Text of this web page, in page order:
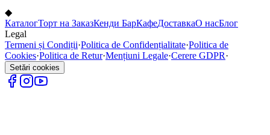
◆
КаталогТорт на ЗаказКенди БарКафеДоставкаО насБлог
Legal
Termeni și Condiții·Politica de Confidențialitate·Politica de
Cookies·Politica de Retur·Mențiuni Legale·Cerere GDPR·
Setări cookies